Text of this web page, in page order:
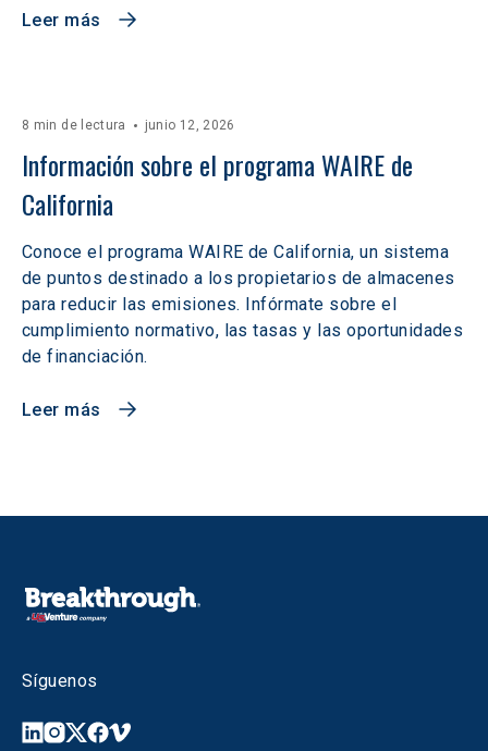
Leer más
8 min de lectura junio 12, 2026
Información sobre el programa WAIRE de
California
Conoce el programa WAIRE de California, un sistema
de puntos destinado a los propietarios de almacenes
para reducir las emisiones. Infórmate sobre el
cumplimiento normativo, las tasas y las oportunidades
de financiación.
Leer más
Síguenos